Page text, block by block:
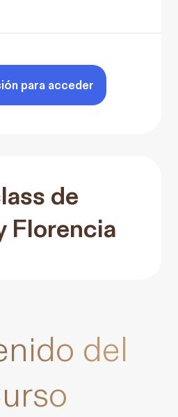
para acceder
de
Florencia
del